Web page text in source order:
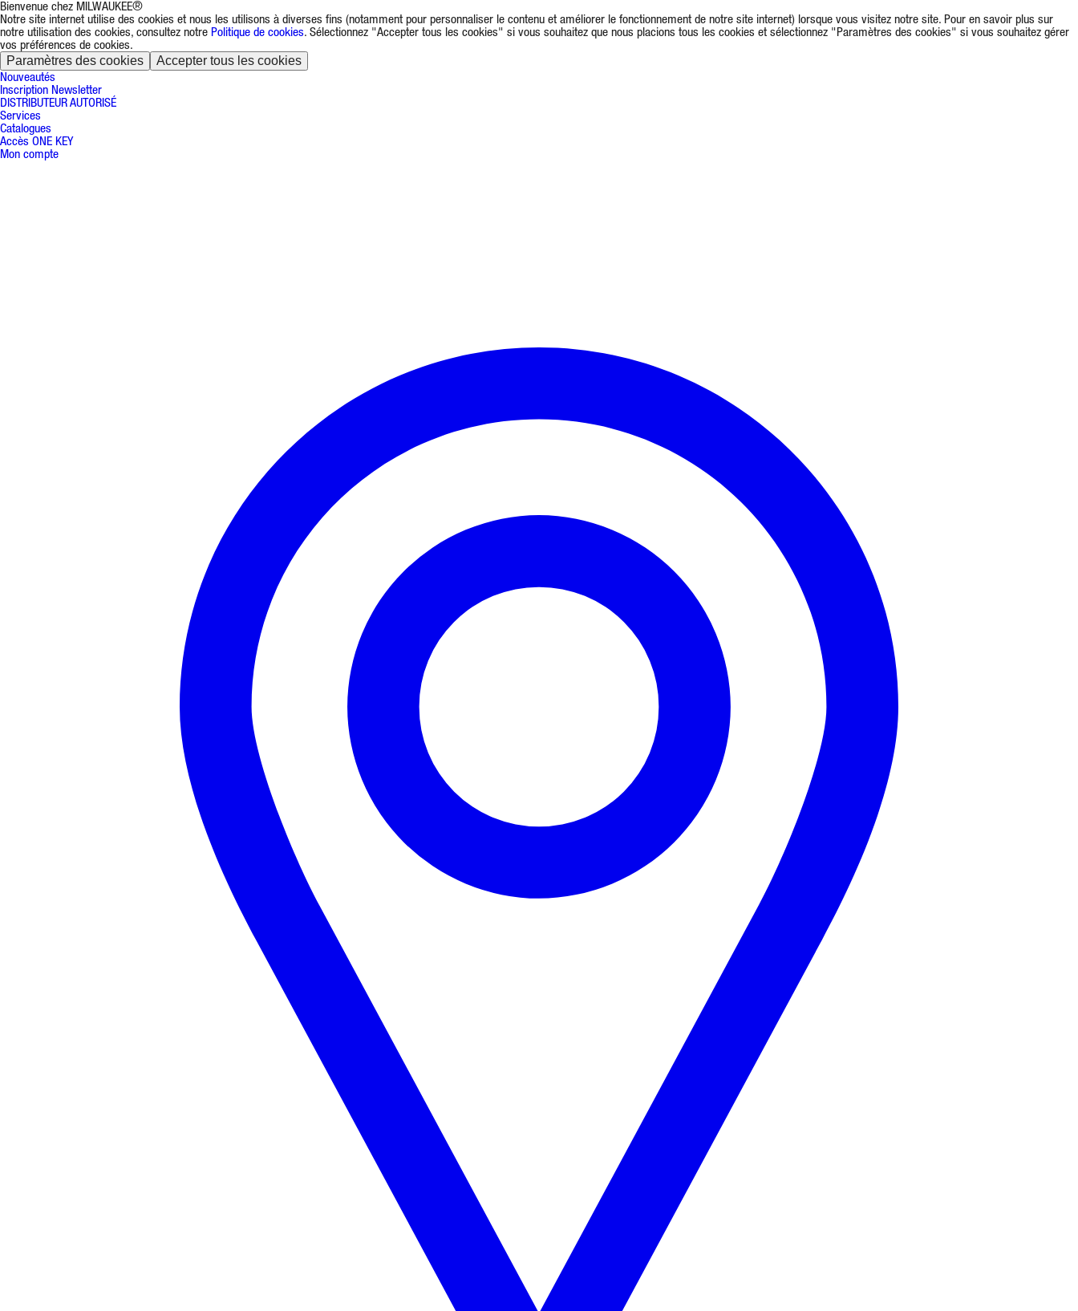
Bienvenue chez MILWAUKEE®
Notre site internet utilise des cookies et nous les utilisons à diverses fins (notamment pour personnaliser le contenu et améliorer le fonctionnement de notre site internet) lorsque vous visitez notre site. Pour en savoir plus sur
notre utilisation des cookies, consultez notre Politique de cookies. Sélectionnez "Accepter tous les cookies" si vous souhaitez que nous placions tous les cookies et sélectionnez "Paramètres des cookies" si vous souhaitez gérer
vos préférences de cookies.
Paramètres des cookies Accepter tous les cookies
Nouveautés
Inscription Newsletter
DISTRIBUTEUR AUTORISÉ
Services
Catalogues
Accès ONE KEY
Mon compte